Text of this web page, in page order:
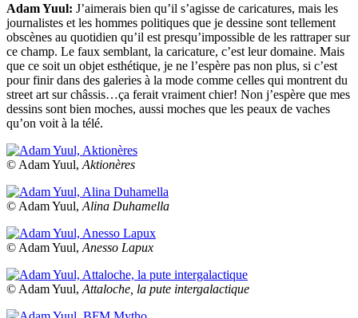
Adam Yuul: J’aimerais bien qu’il s’agisse de caricatures, mais les
journalistes et les hommes politiques que je dessine sont tellement
obscènes au quotidien qu’il est presqu’impossible de les rattraper sur
ce champ. Le faux semblant, la caricature, c’est leur domaine. Mais
que ce soit un objet esthétique, je ne l’espère pas non plus, si c’est
pour finir dans des galeries à la mode comme celles qui montrent du
street art sur châssis…ça ferait vraiment chier! Non j’espère que mes
dessins sont bien moches, aussi moches que les peaux de vaches
qu’on voit à la télé.
© Adam Yuul, Aktionères
© Adam Yuul, Alina Duhamella
© Adam Yuul, Anesso Lapux
© Adam Yuul, Attaloche, la pute intergalactique